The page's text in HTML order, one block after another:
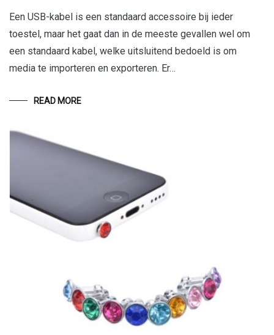
Een USB-kabel is een standaard accessoire bij ieder
toestel, maar het gaat dan in de meeste gevallen wel om
een standaard kabel, welke uitsluitend bedoeld is om
media te importeren en exporteren. Er…
READ MORE